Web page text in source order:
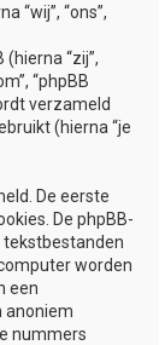
“wij”, “ons”,
“zij”,
“phpBB
verzameld
(hierna “je
De eerste
De phpBB-
worden
een
anoniem
nummers